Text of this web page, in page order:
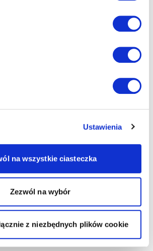
Ustawienia
na wszystkie ciasteczka
Zezwól na wybór
z niezbędnych plików cookie